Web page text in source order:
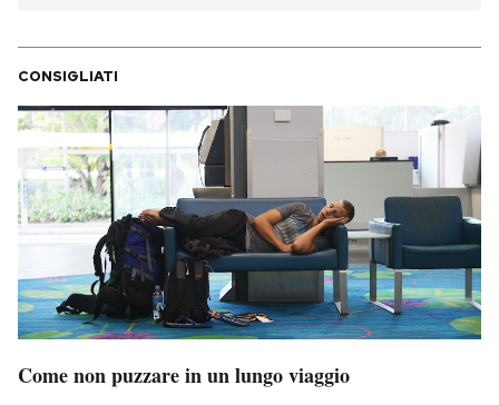
CONSIGLIATI
Come non puzzare in un lungo viaggio